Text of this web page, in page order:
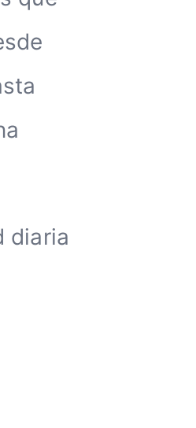
diaria